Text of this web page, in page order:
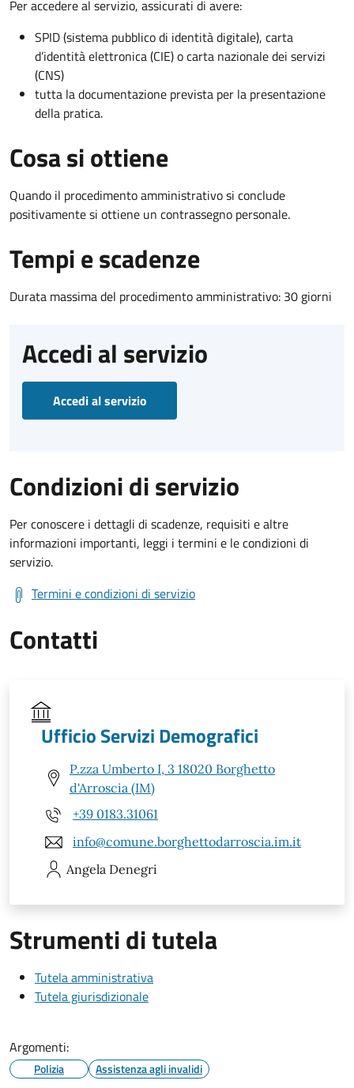
Per accedere al servizio, assicurati di avere:
SPID (sistema pubblico di identità digitale), carta
d’identità elettronica (CIE) o carta nazionale dei servizi
(CNS)
tutta la documentazione prevista per la presentazione
della pratica.
Cosa si ottiene
Quando il procedimento amministrativo si conclude
positivamente si ottiene un contrassegno personale.
Tempi e scadenze
Durata massima del procedimento amministrativo: 30 giorni
Accedi al servizio
Accedi al servizio
Condizioni di servizio
Per conoscere i dettagli di scadenze, requisiti e altre
informazioni importanti, leggi i termini e le condizioni di
servizio.
Termini e condizioni di servizio
Contatti
Ufficio Servizi Demografici
P.zza Umberto I, 3 18020 Borghetto
d'Arroscia (IM)
+39 0183.31061
info@comune.borghettodarroscia.im.it
Angela Denegri
Strumenti di tutela
Tutela amministrativa
Tutela giurisdizionale
Argomenti:
Polizia Assistenza agli invalidi